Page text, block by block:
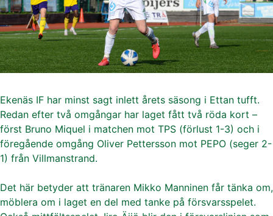
Ekenäs IF har minst sagt inlett årets säsong i Ettan tufft.
Redan efter två omgångar har laget fått två röda kort –
först Bruno Miquel i matchen mot TPS (förlust 1-3) och i
föregående omgång Oliver Pettersson mot PEPO (seger 2-
1) från Villmanstrand.
Det här betyder att tränaren Mikko Manninen får tänka om,
möblera om i laget en del med tanke på försvarsspelet.